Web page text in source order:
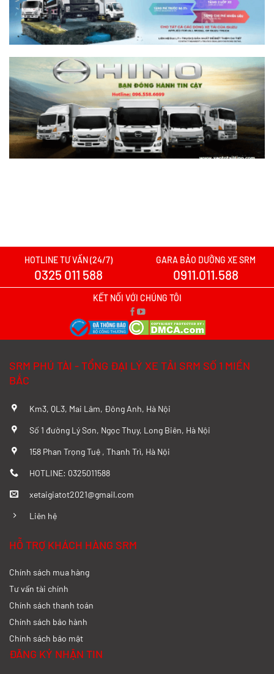
Xem chi tiết >>
Nên mua xe tải SRM T30 vs Suzuki Carry
Pro? So sánh chi tiết
Xem chi tiết >>
Nên mua xe tải SRM T30 hay Tera 100?
Tìm hiểu chi tiết
Xem chi tiết >>
Xe tải SRM T20A vs TQ Wuling N300P:
Nên xuống tiền cho mẫu xe nào?
Xem chi tiết >>
K01S Từ A–Z
So sánh chi tiết SRM T20A và Tera 100
Đánh giá chi tiết SRM T35 và Wuling
HOTLINE TƯ VẤN (24/7)
0325 011 588
GARA BẢO DƯỠNG XE SRM
0911.011.588
KẾT NỐI VỚI CHÚNG TÔI
SRM PHÚ TÀI - TỔNG ĐẠI LÝ XE TẢI SRM SỐ 1 MIỀN
BẮC
Km3, QL3, Mai Lâm, Đông Anh, Hà Nội
Số 1 đường Lý Sơn, Ngọc Thụy, Long Biên, Hà Nội
158 Phan Trọng Tuệ , Thanh Trì, Hà Nội
HOTLINE: 0325011588
xetaigiatot2021@gmail.com
Liên hệ
HỖ TRỢ KHÁCH HÀNG SRM
Chính sách mua hàng
Tư vấn tài chính
Chính sách thanh toán
Chính sách bảo hành
Chính sách bảo mật
ĐĂNG KÝ NHẬN TIN